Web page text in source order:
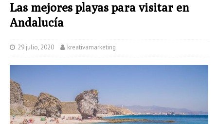
Las mejores playas para visitar en
Andalucía
29 julio, 2020 kreativamarketing